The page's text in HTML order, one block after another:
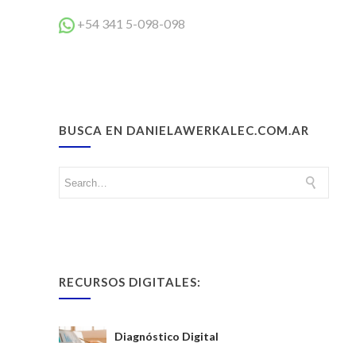
+54 341 5-098-098
BUSCA EN DANIELAWERKALEC.COM.AR
RECURSOS DIGITALES:
Diagnóstico Digital